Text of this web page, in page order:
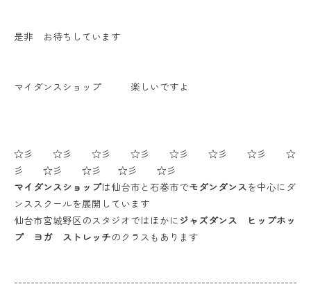
是非 お待ちしています
マイダンスショップ 楽しいですよ
☆彡 ☆彡 ☆彡 ☆彡 ☆彡 ☆彡 ☆彡 ☆
彡 ☆彡 ☆彡 ☆彡 ☆彡
マイダンスショップは仙台市と石巻市でモダンダンスを中心にダ
ンススクールを展開しています
仙台市宮城野区のスタジオではほかに ジャズダンス ヒップホッ
プ ヨガ ストレッチのクラスもあります
--------------------------------------------------------------------